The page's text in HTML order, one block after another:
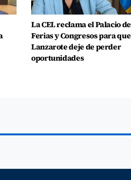
La CEL reclama el Palacio de
Ferias y Congresos para que
Lanzarote deje de perder
oportunidades